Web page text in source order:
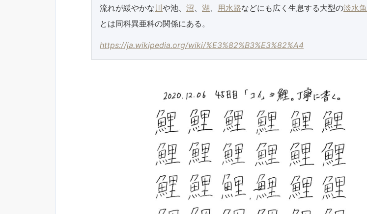
流れが緩やかな川 や池、 沼、 湖、 用水路などにも広く生息する大型の淡水魚
とは同科異亜科の関係にある。
https://ja.wikipedia.org/wiki/%E3%82%B3%E3%82%A4